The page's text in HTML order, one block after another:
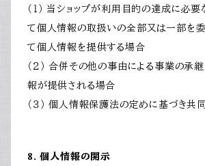
（１） 当ショップが利用目的の達成に必
て個人情報の取扱いの全部又は一部を委
て個人情報を提供する場合
（２） 合併その他の事由による事業の承
報が提供される場合
（３） 個人情報保護法の定めに基づき共
8. 個人情報の開示